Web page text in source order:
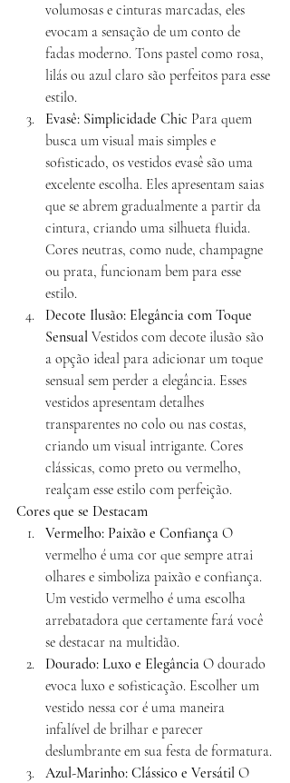
volumosas e cinturas marcadas, eles
evocam a sensação de um conto de
fadas moderno. Tons pastel como rosa,
lilás ou azul claro são perfeitos para esse
estilo.
Evasê: Simplicidade Chic Para quem
busca um visual mais simples e
sofisticado, os vestidos evasê são uma
excelente escolha. Eles apresentam saias
que se abrem gradualmente a partir da
cintura, criando uma silhueta fluida.
Cores neutras, como nude, champagne
ou prata, funcionam bem para esse
estilo.
Decote Ilusão: Elegância com Toque
Sensual Vestidos com decote ilusão são
a opção ideal para adicionar um toque
sensual sem perder a elegância. Esses
vestidos apresentam detalhes
transparentes no colo ou nas costas,
criando um visual intrigante. Cores
clássicas, como preto ou vermelho,
realçam esse estilo com perfeição.
Cores que se Destacam
Vermelho: Paixão e Confiança O
vermelho é uma cor que sempre atrai
olhares e simboliza paixão e confiança.
Um vestido vermelho é uma escolha
arrebatadora que certamente fará você
se destacar na multidão.
Dourado: Luxo e Elegância O dourado
evoca luxo e sofisticação. Escolher um
vestido nessa cor é uma maneira
infalível de brilhar e parecer
deslumbrante em sua festa de formatura.
Azul-Marinho: Clássico e Versátil O